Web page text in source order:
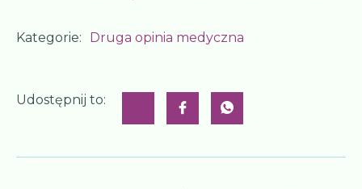
Kategorie: Druga opinia medyczna
Udostępnij to: